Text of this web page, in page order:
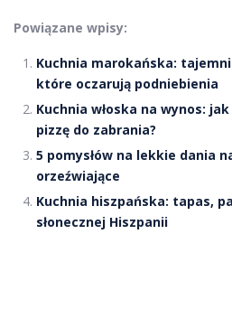
Powiązane wpisy:
Kuchnia marokańska:
które oczarują podniebienia
Kuchnia włoska na wynos:
pizzę do zabrania?
5 pomysłów na lekkie dania
orzeźwiające
Kuchnia hiszpańska: tapas,
słonecznej Hiszpanii